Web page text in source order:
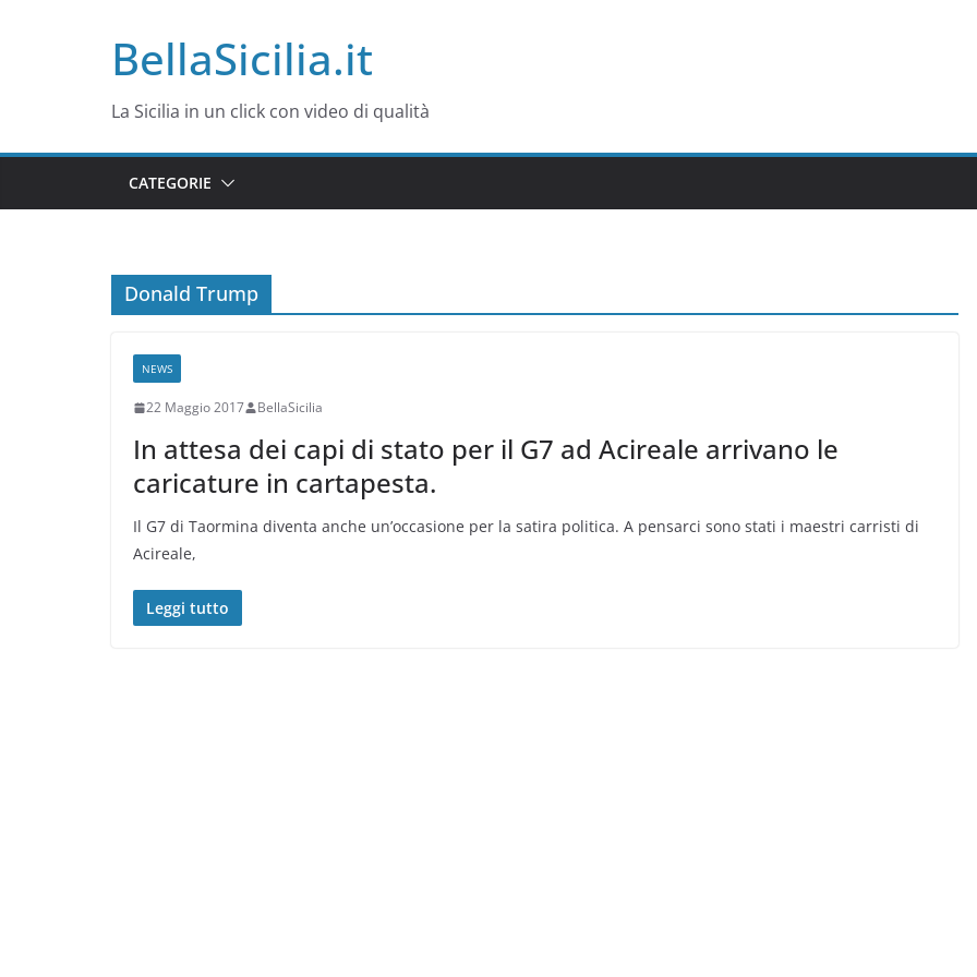
BellaSicilia.it
La Sicilia in un click con video di qualità
CATEGORIE
Donald Trump
NEWS
22 Maggio 2017 BellaSicilia
In attesa dei capi di stato per il G7 ad Acireale arrivano le
caricature in cartapesta.
Il G7 di Taormina diventa anche un’occasione per la satira politica. A pensarci sono stati i maestri carristi di
Acireale,
Leggi tutto